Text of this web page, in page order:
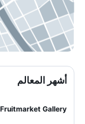
أشهر المعالم
Fruitmarket Gallery